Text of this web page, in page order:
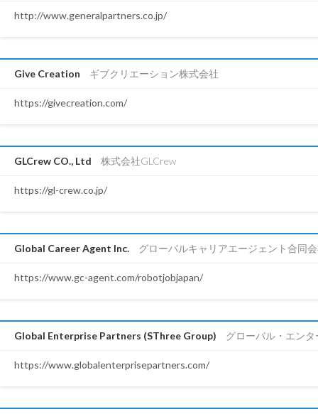
http://www.generalpartners.co.jp/
Give Creation ギブクリエーション株式会社
https://givecreation.com/
GLCrew CO., Ltd 株式会社GLCrew
https://gl-crew.co.jp/
Global Career Agent Inc. グローバルキャリアエージェント合同
https://www.gc-agent.com/robotjobjapan/
Global Enterprise Partners (SThree Group) グローバル・エン
https://www.globalenterprisepartners.com/